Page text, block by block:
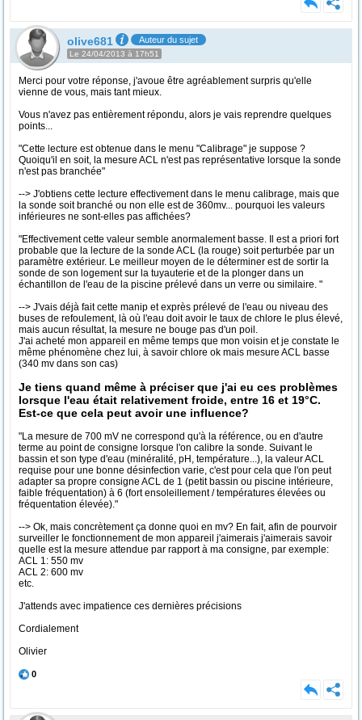
olive681 Auteur du sujet
Le 24/04/2013 à 17h51
Merci pour votre réponse, j'avoue être agréablement surpris qu'elle
vienne de vous, mais tant mieux.
Vous n'avez pas entièrement répondu, alors je vais reprendre quelques
points...
"Cette lecture est obtenue dans le menu "Calibrage" je suppose ?
Quoiqu'il en soit, la mesure ACL n'est pas représentative lorsque la sonde
n'est pas branchée"
--> J'obtiens cette lecture effectivement dans le menu calibrage, mais que
la sonde soit branché ou non elle est de 360mv... pourquoi les valeurs
inférieures ne sont-elles pas affichées?
"Effectivement cette valeur semble anormalement basse. Il est a priori fort
probable que la lecture de la sonde ACL (la rouge) soit perturbée par un
paramètre extérieur. Le meilleur moyen de le déterminer est de sortir la
sonde de son logement sur la tuyauterie et de la plonger dans un
échantillon de l'eau de la piscine prélevé dans un verre ou similaire. "
--> J'vais déjà fait cette manip et exprès prélevé de l'eau ou niveau des
buses de refoulement, là où l'eau doit avoir le taux de chlore le plus élevé,
mais aucun résultat, la mesure ne bouge pas d'un poil.
J'ai acheté mon appareil en même temps que mon voisin et je constate le
même phénomène chez lui, à savoir chlore ok mais mesure ACL basse
(340 mv dans son cas)
Je tiens quand même à préciser que j'ai eu ces problèmes
lorsque l'eau était relativement froide, entre 16 et 19°C.
Est-ce que cela peut avoir une influence?
"La mesure de 700 mV ne correspond qu'à la référence, ou en d'autre
terme au point de consigne lorsque l'on calibre la sonde. Suivant le
bassin et son type d'eau (minéralité, pH, température...), la valeur ACL
requise pour une bonne désinfection varie, c'est pour cela que l'on peut
adapter sa propre consigne ACL de 1 (petit bassin ou piscine intérieure,
faible fréquentation) à 6 (fort ensoleillement / températures élevées ou
fréquentation élevée)."
--> Ok, mais concrètement ça donne quoi en mv? En fait, afin de pourvoir
surveiller le fonctionnement de mon appareil j'aimerais j'aimerais savoir
quelle est la mesure attendue par rapport à ma consigne, par exemple:
ACL 1: 550 mv
ACL 2: 600 mv
etc.
J'attends avec impatience ces dernières précisions
Cordialement
Olivier
0